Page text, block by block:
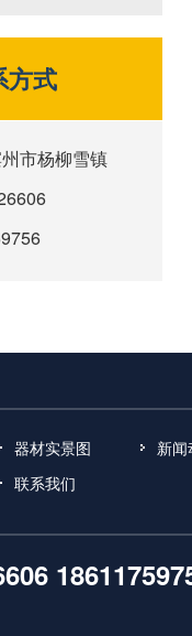
方式
市杨柳雪镇
器材实景图
新
联系我们